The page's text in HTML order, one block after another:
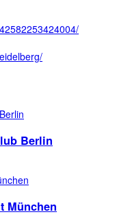
Berlin
München